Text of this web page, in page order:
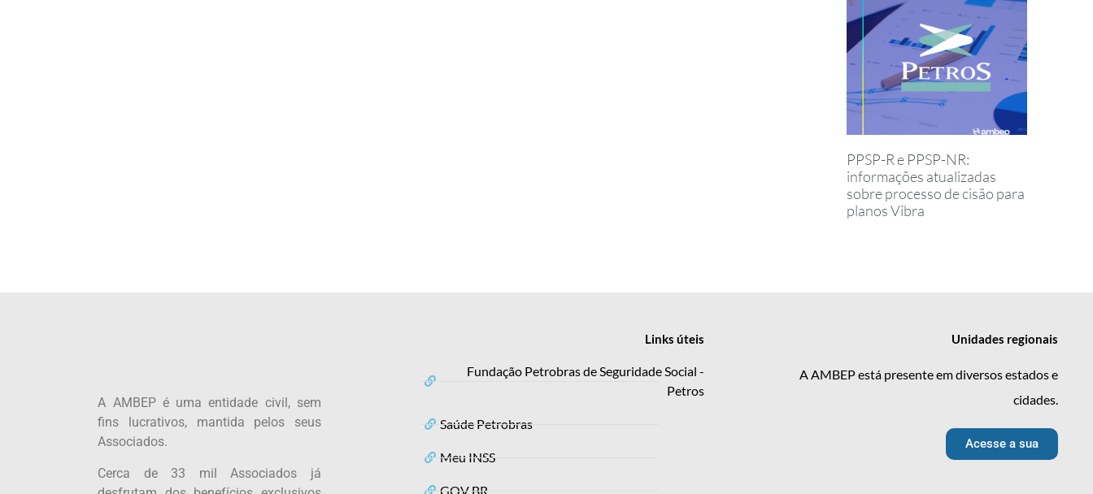
PPSP-R e PPSP-NR:
informações atualizadas
sobre processo de cisão para
planos Vibra
A AMBEP é uma entidade civil, sem
fins lucrativos, mantida pelos seus
Associados.
Cerca de 33 mil Associados já
Links úteis
Fundação Petrobras de Seguridade Social -
Petros
Saúde Petrobras
Meu INSS
GOV BR
Unidades regionais
A AMBEP está presente em diversos estados e
cidades.
Acesse a sua